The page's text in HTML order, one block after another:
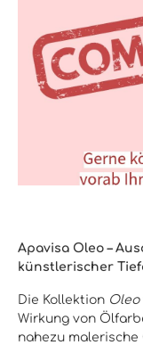
Apavisa Oleo –
künstlerischer
Die Kollektion Oleo
Wirkung von
nahezu